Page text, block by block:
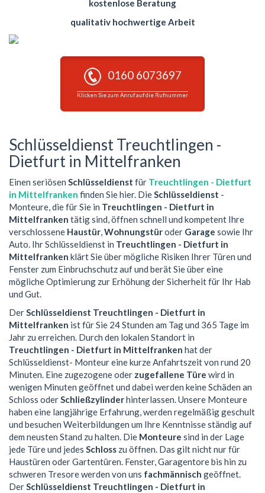
kostenlose Beratung
qualitativ hochwertige Arbeit
0160 6073697
Klicken Sie zum Anruf auf die Rufnummer
Schlüsseldienst Treuchtlingen -
Dietfurt in Mittelfranken
Einen seriösen Schlüsseldienst für Treuchtlingen - Dietfurt
in Mittelfranken finden Sie hier. DieSchlüsseldienst -
Monteure, die für Sie in Treuchtlingen - Dietfurt in
Mittelfranken tätig sind, öffnen schnell und kompetent Ihre
verschlossene Haustür,Wohnungstüroder Garage sowie Ihr
Auto. Ihr Schlüsseldienst in Treuchtlingen - Dietfurt in
Mittelfranken klärt Sie über mögliche Risiken Ihrer Türen und
Fenster zum Einbruchschutz auf und berät Sie über eine
mögliche Optimierung zur Erhöhung der Sicherheit für Ihr Hab
und Gut.
DerSchlüsseldienst Treuchtlingen - Dietfurt in
Mittelfranken ist für Sie 24 Stunden am Tag und 365 Tage im
Jahr zu erreichen. Durch den lokalen Standort in
Treuchtlingen - Dietfurt in Mittelfranken hat der
Schlüsseldienst- Monteur eine kurze Anfahrtszeit von rund 20
Minuten. Eine zugezogene oder zugefallene Türe wird in
wenigen Minuten geöffnet und dabei werden keine Schäden an
Schloss oderSchließzylinderhinterlassen. Unsere Monteure
haben eine langjährige Erfahrung, werden regelmäßig geschult
und besuchen Weiterbildungen um Ihre Kenntnisse ständig auf
dem neusten Stand zu halten. Die Monteure sind in der Lage
jede Türe und jedes Schloss zu öffnen. Das gilt nicht nur für
Haustüren oder Gartentüren. Fenster, Garagentore bis hin zu
schweren Tresore werden von uns fachmännisch geöffnet.
DerSchlüsseldienst Treuchtlingen - Dietfurt in